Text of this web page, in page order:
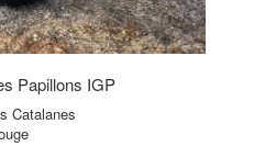
Papillons IGP
Catalanes